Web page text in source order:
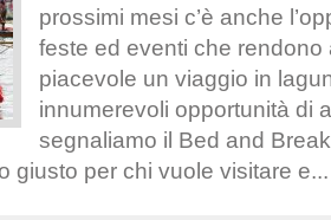
prossimi mesi c’è anche
feste ed eventi che rendono
piacevole un viaggio in
innumerevoli opportunità di
segnaliamo il Bed and
giusto per chi vuole visitare e...